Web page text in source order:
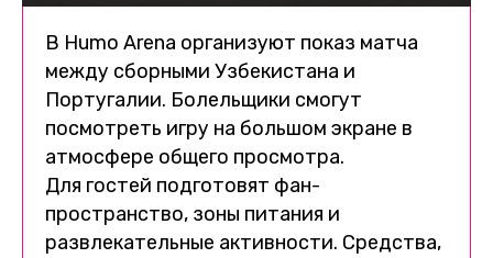
В Humo Arena организуют показ матча
между сборными Узбекистана и
Португалии. Болельщики смогут
посмотреть игру на большом экране в
атмосфере общего просмотра.
Для гостей подготовят фан-
пространство, зоны питания и
развлекательные активности. Средства,